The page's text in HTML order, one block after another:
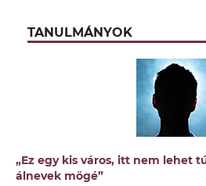
TANULMÁNYOK
„Ez egy kis város, itt nem lehet
álnevek mögé”